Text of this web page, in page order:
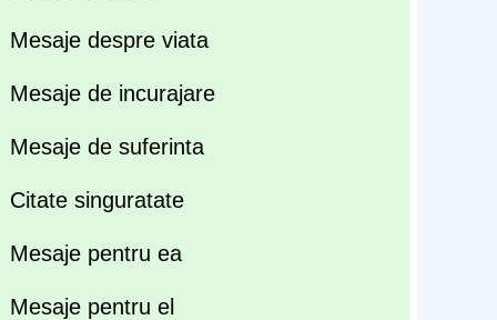
Mesaje despre viata
Mesaje de incurajare
Mesaje de suferinta
Citate singuratate
Mesaje pentru ea
Mesaje pentru el